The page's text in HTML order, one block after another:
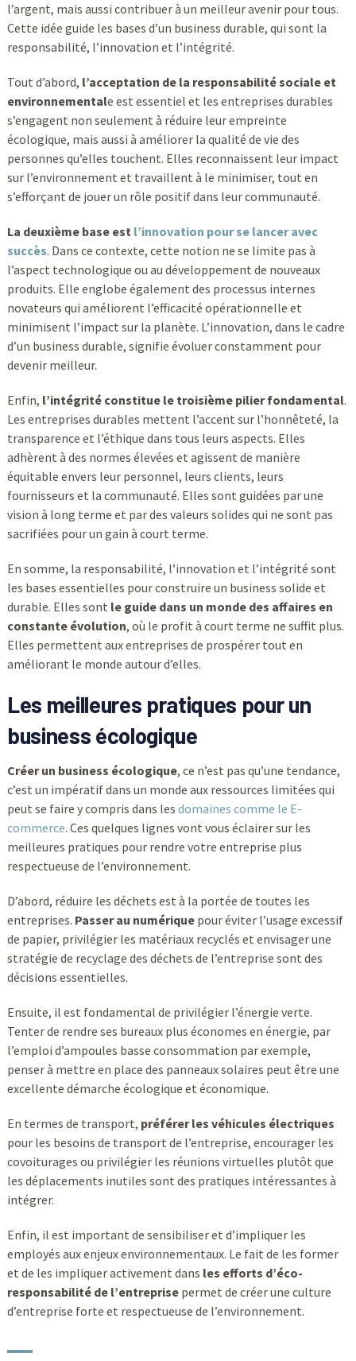
l’argent, mais aussi contribuer à un meilleur avenir pour tous.
Cette idée guide les bases d’un business durable, qui sont la
responsabilité, l’innovation et l’intégrité.
Tout d’abord, l’acceptation de la responsabilité sociale et
environnementale est essentiel et les entreprises durables
s’engagent non seulement à réduire leur empreinte
écologique, mais aussi à améliorer la qualité de vie des
personnes qu’elles touchent. Elles reconnaissent leur impact
sur l’environnement et travaillent à le minimiser, tout en
s’efforçant de jouer un rôle positif dans leur communauté.
La deuxième base est l’innovation pour se lancer avec
succès. Dans ce contexte, cette notion ne se limite pas à
l’aspect technologique ou au développement de nouveaux
produits. Elle englobe également des processus internes
novateurs qui améliorent l’efficacité opérationnelle et
minimisent l’impact sur la planète. L’innovation, dans le cadre
d’un business durable, signifie évoluer constamment pour
devenir meilleur.
Enfin, l’intégrité constitue le troisième pilier fondamental.
Les entreprises durables mettent l’accent sur l’honnêteté, la
transparence et l’éthique dans tous leurs aspects. Elles
adhèrent à des normes élevées et agissent de manière
équitable envers leur personnel, leurs clients, leurs
fournisseurs et la communauté. Elles sont guidées par une
vision à long terme et par des valeurs solides qui ne sont pas
sacrifiées pour un gain à court terme.
En somme, la responsabilité, l’innovation et l’intégrité sont
les bases essentielles pour construire un business solide et
durable. Elles sont le guide dans un monde des affaires en
constante évolution, où le profit à court terme ne suffit plus.
Elles permettent aux entreprises de prospérer tout en
améliorant le monde autour d’elles.
Les meilleures pratiques pour un
business écologique
Créer un business écologique, ce n’est pas qu’une tendance,
c’est un impératif dans un monde aux ressources limitées qui
peut se faire y compris dans les domaines comme le E-
commerce. Ces quelques lignes vont vous éclairer sur les
meilleures pratiques pour rendre votre entreprise plus
respectueuse de l’environnement.
D’abord, réduire les déchets est à la portée de toutes les
entreprises. Passer au numériquepour éviter l’usage excessif
de papier, privilégier les matériaux recyclés et envisager une
stratégie de recyclage des déchets de l’entreprise sont des
décisions essentielles.
Ensuite, il est fondamental de privilégier l’énergie verte.
Tenter de rendre ses bureaux plus économes en énergie, par
l’emploi d’ampoules basse consommation par exemple,
penser à mettre en place des panneaux solaires peut être une
excellente démarche écologique et économique.
En termes de transport, préférer les véhicules électriques
pour les besoins de transport de l’entreprise, encourager les
covoiturages ou privilégier les réunions virtuelles plutôt que
les déplacements inutiles sont des pratiques intéressantes à
intégrer.
Enfin, il est important de sensibiliser et d’impliquer les
employés aux enjeux environnementaux. Le fait de les former
et de les impliquer activement dans les efforts d’éco-
responsabilité de l’entreprisepermet de créer une culture
d’entreprise forte et respectueuse de l’environnement.